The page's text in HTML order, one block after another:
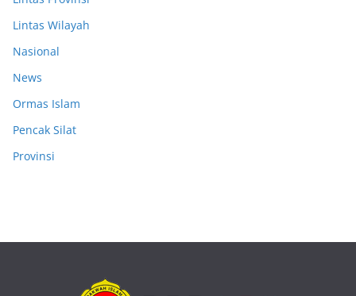
Lintas Wilayah
Nasional
News
Ormas Islam
Pencak Silat
Provinsi